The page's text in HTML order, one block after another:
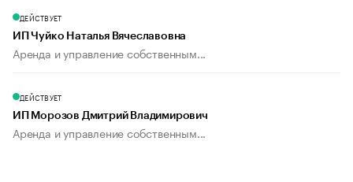
ДЕЙСТВУЕТ
ИП Чуйко Наталья Вячеславовна
Аренда и управление собственным...
ДЕЙСТВУЕТ
ИП Морозов Дмитрий Владимирович
Аренда и управление собственным...